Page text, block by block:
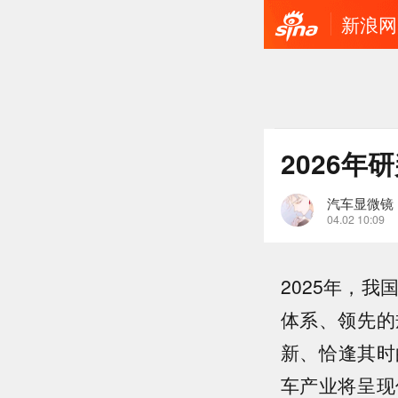
新浪网
2026年
汽车显微镜
04.02 10:09
2025年，我
体系、领先
新、恰逢其
车产业将呈